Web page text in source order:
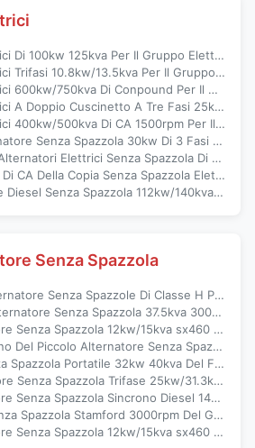
125kva Per Il Gruppo Elettrogeno Diesel Di Honda
13.5kva Per Il Gruppo Elettrogeno Diesel Di Honda
Di Conpound Per Il Gruppo Elettrogeno Del MTU 190v ~ 454v
Cuscinetto A Tre Fasi 25kw 30kva 12 / 6 Filo
Di CA 1500rpm Per Il Gruppo Elettrogeno Di Cummins
30kw Di 3 Fasi Per Il Gruppo Elettrogeno Di Cummins
Elettrici Senza Spazzola Di CA 30kw Con Il Passo 2/3
Senza Spazzola Elettrica 22kw Autoeccitato/27.5kva Degli Alternatori
Spazzola 112kw/140kva Degli Alternatori Elettrici Del Filo Di Rame
Senza Spazzola
Spazzole Di Classe H Per Set Di Generatori Cummins
37.5kva 3000rpm Di Stamford Per Il Gruppo Elettrogeno Di DEUTZ
12kw/15kva sx460 AVR Di Stamford Di Eccitazione Sincrona
Senza Spazzola Ad Alta Velocità 24 30 KVA Per Il Generatore Di Cummins
32kw 40kva Del Filo Di Rame Per Il Gruppo Elettrogeno Di Perkins
Trifase 25kw/31.3kva 3600rpm ip23 Dell'alternatore
Sincrono Diesel 14kw/17.5kva Con CE, Iso, SASO
Stamford 3000rpm Del Generatore/Alternatore Di 28kw 35kva
12kw/15kva sx460 AVR Di Stamford Di Eccitazione Sincrona